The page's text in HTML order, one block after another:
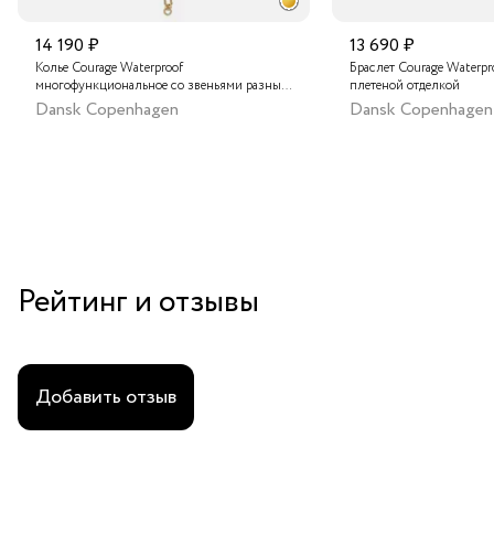
14 190 ₽
Колье Courage Waterproof
многофункциональное со звеньями разных
форм
Dansk Copenhagen
13 690 ₽
Браслет Courage
плетеной отделкой
Dansk Copenhagen
Рейтинг и отзывы
Добавить отзыв